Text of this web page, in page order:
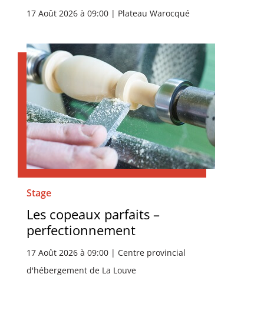
17 Août 2026 à 09:00 | Plateau Warocqué
Stage
Les copeaux parfaits –
perfectionnement
17 Août 2026 à 09:00 | Centre provincial
d'hébergement de La Louve